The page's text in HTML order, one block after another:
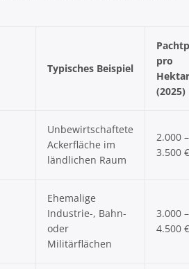
Typisches Beispiel
pro
(2025)
Unbewirtschaftete
Ackerfläche im
ländlichen Raum
2.000 –
3.500 €
Ehemalige
Industrie-, Bahn-
oder
Militärflächen
3.000 –
4.500 €